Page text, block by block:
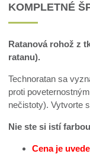
KOMPLETNÉ
Ratanová rohož z
ratanu).
Technoratan sa
proti
nečistoty). Vytvorte
Nie ste si istí
Cena je